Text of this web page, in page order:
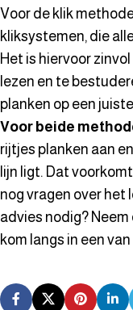
Voor de klik
kliksystemen, die
Het is hiervoor
lezen en te
planken op een
Voor beide
rijtjes planken aan
lijn ligt. Dat
nog vragen over het
advies nodig?
kom langs in een